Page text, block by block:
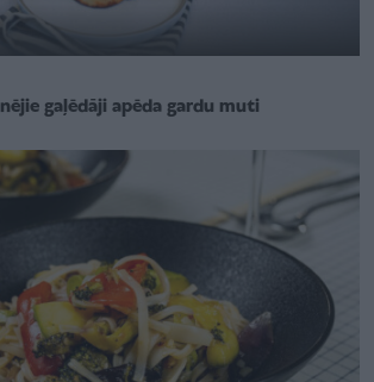
gaļēdāji apēda gardu muti